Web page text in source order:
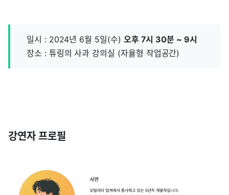
일시 : 2024년 6월 5일(수) 오후 7시 30분 ~ 9시
장소 : 튜링의 사과 강의실 (자율형 작업공간)
강연자 프로필